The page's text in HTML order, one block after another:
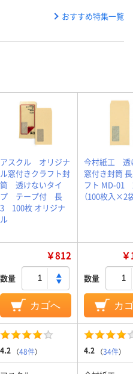
おすすめ特集一覧
アスクル オリジナ
ル窓付きクラフト封
筒 透けないタイ
プ テープ付 長
3 100枚 オリジナ
ル
今村紙工 透
窓付き封筒
フト MD-01
（100枚入×2
￥812
数量
カゴへ
数量
カ
4.2 （48件） 4.2 （34件）